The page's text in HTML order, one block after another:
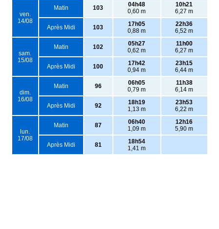
ven.
14/08
Matin 103
04h48
0,60 m
10h21
6,27 m
Après Midi 103
17h05
0,88 m
22h36
6,52 m
sam.
15/08
Matin 102
05h27
0,62 m
11h00
6,27 m
Après Midi 100
17h42
0,94 m
23h15
6,44 m
dim.
16/08
Matin 96
06h05
0,79 m
11h38
6,14 m
Après Midi 92
18h19
1,13 m
23h53
6,22 m
lun.
17/08
Matin 87
06h40
1,09 m
12h16
5,90 m
Après Midi 81
18h54
1,41 m